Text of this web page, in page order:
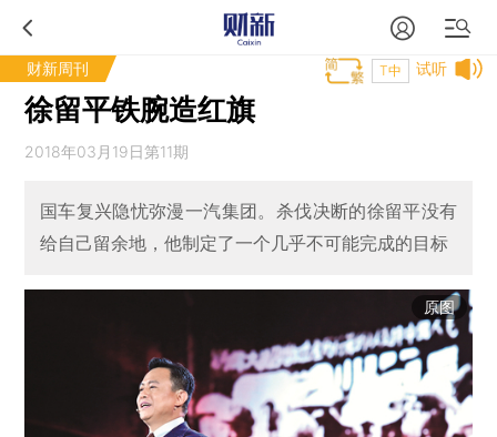
财新周刊 试听
T中
徐留平铁腕造红旗
2018年03月19日第11期
国车复兴隐忧弥漫一汽集团。杀伐决断的徐留平没有
给自己留余地，他制定了一个几乎不可能完成的目标
原图